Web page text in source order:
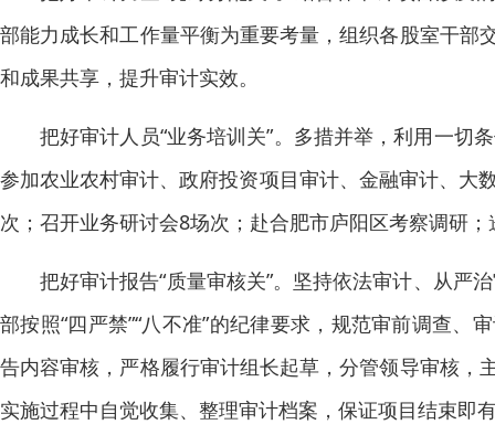
部能力成长和工作量平衡为重要考量，组织各股室干
和成果共享，提升审计实效。
把好审计人员“业务培训关”。多措并举，利用一切
参加农业农村审计、政府投资项目审计、金融审计、大
次；召开业务研讨会8场次；赴合肥市庐阳区考察调研
把好审计报告“质量审核关”。坚持依法审计、从严
部按照“四严禁”“八不准”的纪律要求，规范审前调查
告内容审核，严格履行审计组长起草，分管领导审核
实施过程中自觉收集、整理审计档案，保证项目结束即